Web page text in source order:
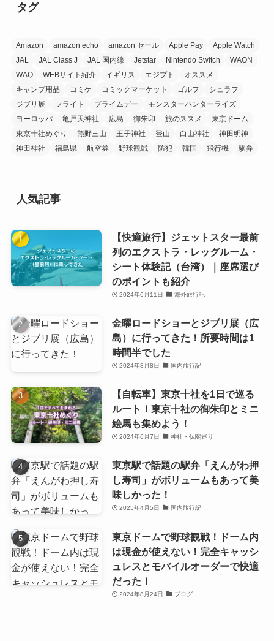
ー
タグ
Amazon amazon echo amazon セール Apple Pay
Apple Watch
JAL
JAL Class J JAL 国内線 Jetstar Nintendo Switch
WAON
WAQ
WEBサイト紹介 イギリス エジプト
オススメ
キャンプ用品
コミケ コミックマーケット ゴルフ
シュラフ
ジブリ展
フライト プライムデー
モンスターハンターライズ
ヨーロッパ
亀戸天神社 広島 御朱印 旅のススメ
東京ドーム
東京十社めぐり
熊野三山 王子神社 登山 白山神社
神田明神
神田神社
福島県 航空券 野球観戦 防犯 韓国 飛行機 駅弁
人気記事
【快適旅行】ジェットスター最前
列のエクストラ・レッグルーム・
シート体験記（台湾）｜座席選び
のポイントも紹介
2024年6月11日 海外旅行記
金曜ロードショーとジブリ展（広
島）に行ってきた！所要時間は1
時間半でした
2024年8月8日 国内旅行記
【自転車】東京十社を1日で巡る
ルート！東京十社の御朱印とミニ
絵馬も集めよう！
2024年6月7日 神社・仏閣巡り
東京駅で話題の駅弁「えんがわ押
し寿司」がボリュームもあって美
味しかった！
2025年4月5日 国内旅行記
東京ドームで野球観戦！ドーム内
は現金が使えない！完全キャッシ
ュレスとモバイルオーダーで快適
だった！
2024年8月24日 ブログ